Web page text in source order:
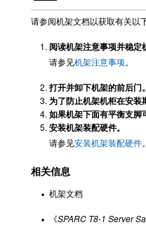
请参阅机架文档以获取有关以
阅读机架注意事项并稳定
请参见机架注意事项。
打开并卸下机架的前后门。
为了防止机架机柜在安
如果机架下面有平衡支脚
安装机架装配硬件。
请参见安装机架装配硬件。
相关信息
机架文档
《SPARC T8-1 Server